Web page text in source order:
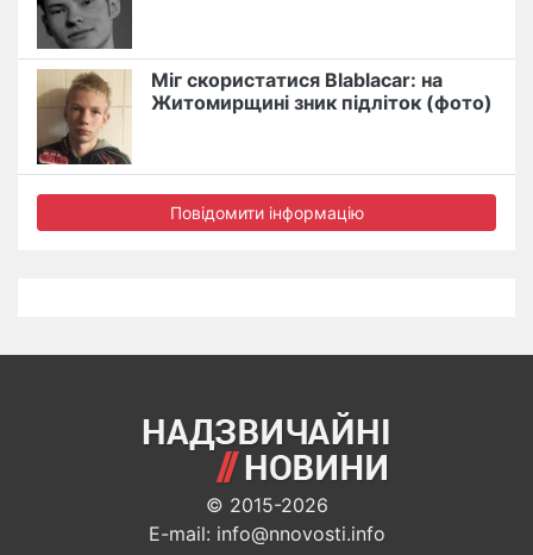
Міг скористатися Blablacar: на
Житомирщині зник підліток (фото)
Повідомити інформацію
© 2015-2026
E-mail: info@nnovosti.info